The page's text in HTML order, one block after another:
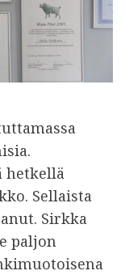
hetkellä
Sellaista
Sirkka
paljon